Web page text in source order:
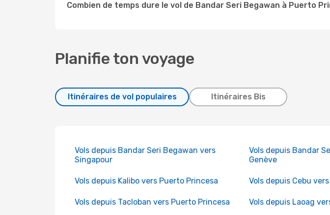
Combien de temps dure le vol de Bandar Seri Begawan à Puerto
Planifie ton voyage
Itinéraires de vol populaires Itinéraires Bis
Vols depuis Bandar Seri Begawan vers
Singapour
Vols depuis Bandar
Genève
Vols depuis Kalibo vers Puerto Princesa Vols depuis Cebu
Vols depuis Tacloban vers Puerto Princesa Vols depuis Laoag